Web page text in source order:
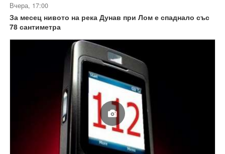
Вчера, 17:00
За месец нивото на река Дунав при Лом е спаднало със
78 сантиметра